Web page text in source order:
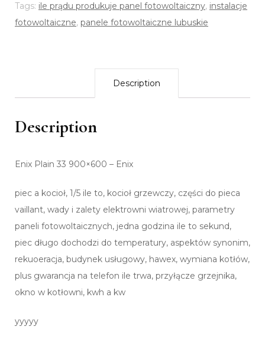
Tags: ile prądu produkuje panel fotowoltaiczny, instalacje
fotowoltaiczne, panele fotowoltaiczne lubuskie
Description
Description
Enix Plain 33 900×600 – Enix
piec a kocioł, 1/5 ile to, kocioł grzewczy, części do pieca
vaillant, wady i zalety elektrowni wiatrowej, parametry
paneli fotowoltaicznych, jedna godzina ile to sekund,
piec długo dochodzi do temperatury, aspektów synonim,
rekuoeracja, budynek usługowy, hawex, wymiana kotłów,
plus gwarancja na telefon ile trwa, przyłącze grzejnika,
okno w kotłowni, kwh a kw
yyyyy